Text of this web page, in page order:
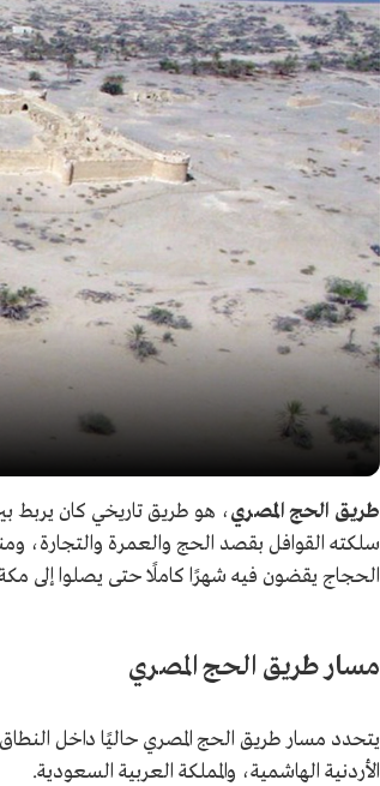
طريق الحج المصري، هو طريق تاريخي كان يربط بين
سلكته القوافل بقصد الحج والعمرة والتجارة،
الحجاج يقضون فيه شهرًا كاملًا حتى يصلوا إلى مكة
مسار طريق الحج المصري
يتحدد مسار طريق الحج المصري حاليًا داخل
الأردنية الهاشمية، والمملكة العربية السعودية.